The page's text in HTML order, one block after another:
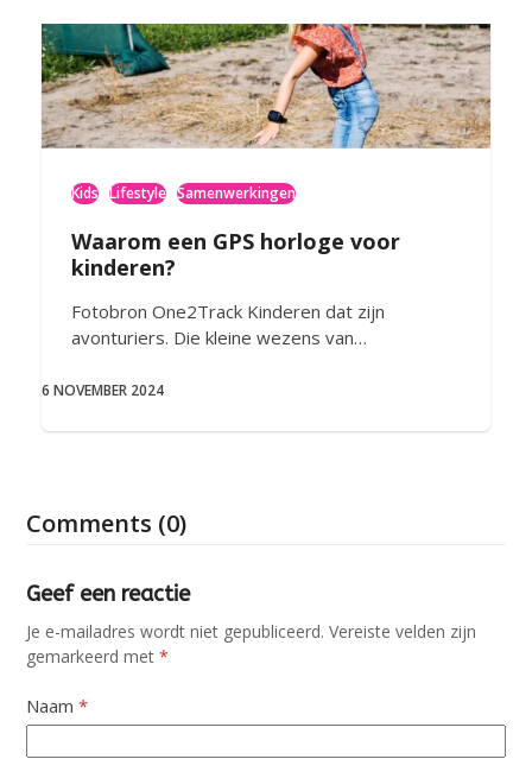
Kids Lifestyle Samenwerkingen
Waarom een GPS horloge voor
kinderen?
Fotobron One2Track Kinderen dat zijn
avonturiers. Die kleine wezens van…
6 NOVEMBER 2024
Comments (0)
Geef een reactie
Je e-mailadres wordt niet gepubliceerd. Vereiste velden zijn
gemarkeerd met*
Naam*